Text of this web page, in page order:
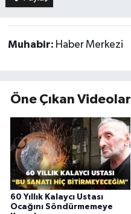
Muhabir: Haber Merkezi
Öne Çıkan Videolar
60 Yıllık Kalaycı Ustası
Ocağını Söndürmemeye